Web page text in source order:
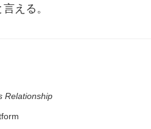
える。
Relationship